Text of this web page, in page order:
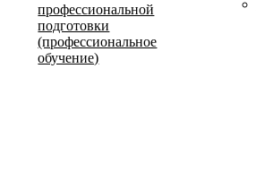
профессиональной
подготовки
(профессиональное
обучение)